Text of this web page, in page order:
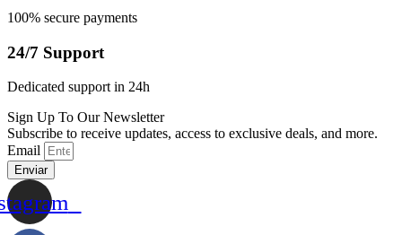
100% secure payments
24/7 Support
Dedicated support in 24h
Sign Up To Our Newsletter
Subscribe to receive updates, access to exclusive deals, and more.
Email
Enviar